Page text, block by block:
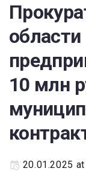
10 млн
20.01.2025